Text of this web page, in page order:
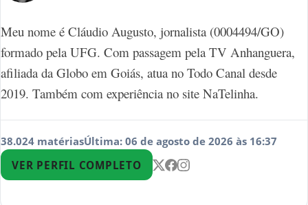
Meu nome é Cláudio Augusto, jornalista (0004494/GO)
formado pela UFG. Com passagem pela TV Anhanguera,
afiliada da Globo em Goiás, atua no Todo Canal desde
2019. Também com experiência no site NaTelinha.
38.024 matériasÚltima: 06 de agosto de 2026 às 16:37
VER PERFIL COMPLETO